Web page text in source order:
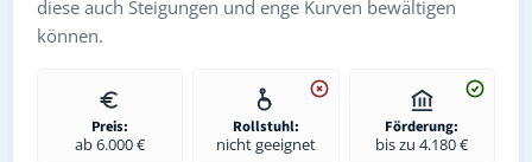
diese auch Steigungen und enge Kurven bewältigen
können.
Preis:
ab 6.000 €
Rollstuhl:
nicht geeignet
Förderung:
bis zu 4.180 €